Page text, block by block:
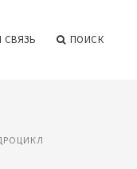
СВЯЗЬ ПОИСК